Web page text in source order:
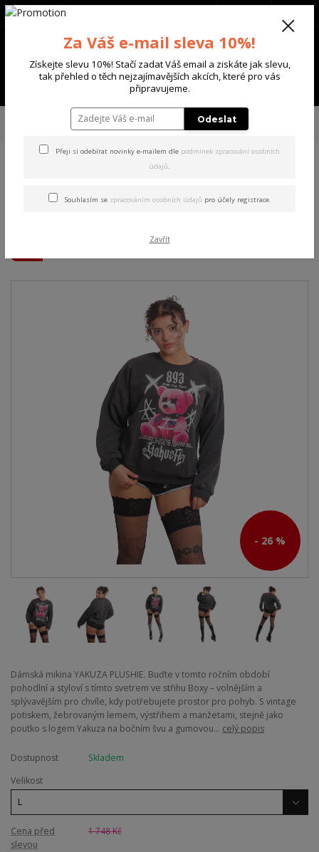
Menu
+420 702 136 620
MIKINY
Yakuza dámská mikina Plushie Urban
Sweatshirt mottled/dark/grey L
Plushie Urban Sweatshirt
- 26 %
Dámská mikina YAKUZA PLUSHIE. Buďte v tomto ročním období
pohodlní a styloví s tímto svetrem ve střihu Boxy – volnějším a
splývavějším pro chvíle, kdy potřebujete prostor pro pohyb. S vintage
potiskem, žebrovaným lemem, výstřihem a manžetami, stejně jako
poutko s logem Yakuza na bočním švu a gumovou... celý popis
Dostupnost
Skladem
Velikost
Cena před
slevou
1 748 Kč
Za Váš e-mail sleva 10%!
Získejte slevu 10%! Stačí zadat Váš email a ziskáte jak slevu,
tak přehled o těch nejzajímavějších akcích, které pro vás
připravujeme.
Odeslat
Přeji si odebírat novinky e-mailem dle podmínek zpracování osobních
údajů.
Souhlasím se zpracováním osobních údajů pro účely registrace.
Zavřít